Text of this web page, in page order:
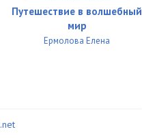
Путешествие в волшебный
мир
Ермолова Елена